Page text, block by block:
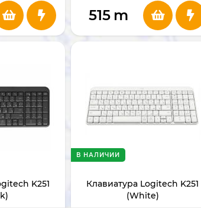
515 m
K251
Клавиатура Logitech K251
(White)
В НАЛИЧИИ